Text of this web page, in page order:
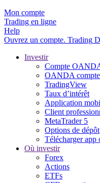
Mon compte
Trading en ligne
Help
Ouvrez un compte. Trading
Investir
Compte
OANDA
TradingView
Taux d’intérêt
Application
Client
MetaTrader 5
Options de dépôt
Télécharger app
Où investir
Forex
Actions
ETFs